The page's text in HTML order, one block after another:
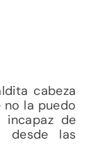
cabeza
la puedo
de
desde las